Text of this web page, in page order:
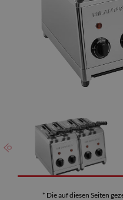
* Die auf diesen Seiten
Die 4 Schlitze sind
Signallampen und 4-Minuten
bereits belegte Brote bis zu 14
Komplett mit
Jeder Toaster wird komplett